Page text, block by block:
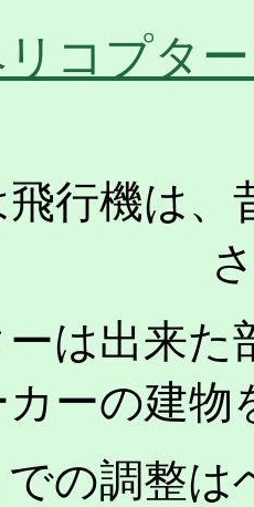
コプタ
行機は
は出来た
ーの建物
の調整